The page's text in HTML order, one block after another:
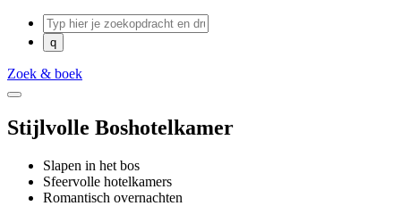
Zoek & boek
Stijlvolle Boshotelkamer
Slapen in het bos
Sfeervolle hotelkamers
Romantisch overnachten